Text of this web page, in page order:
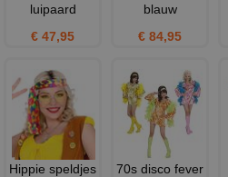
luipaard
€ 47,95
blauw
€ 84,95
Hippie speldjes
70s disco fever